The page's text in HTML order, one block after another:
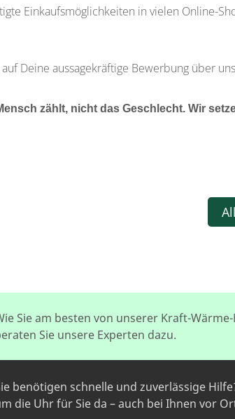
Einkaufsmöglichkeiten in vielen Online-
Deine aussagekräftige Bewerbung über
zählt, nicht das Geschlecht. Wir
Sie am besten von unserer Kraft-
Sie unsere Experten dazu.
benötigen schnelle und zuverlässige
die Uhr für Sie da – auch bei Ihnen vor